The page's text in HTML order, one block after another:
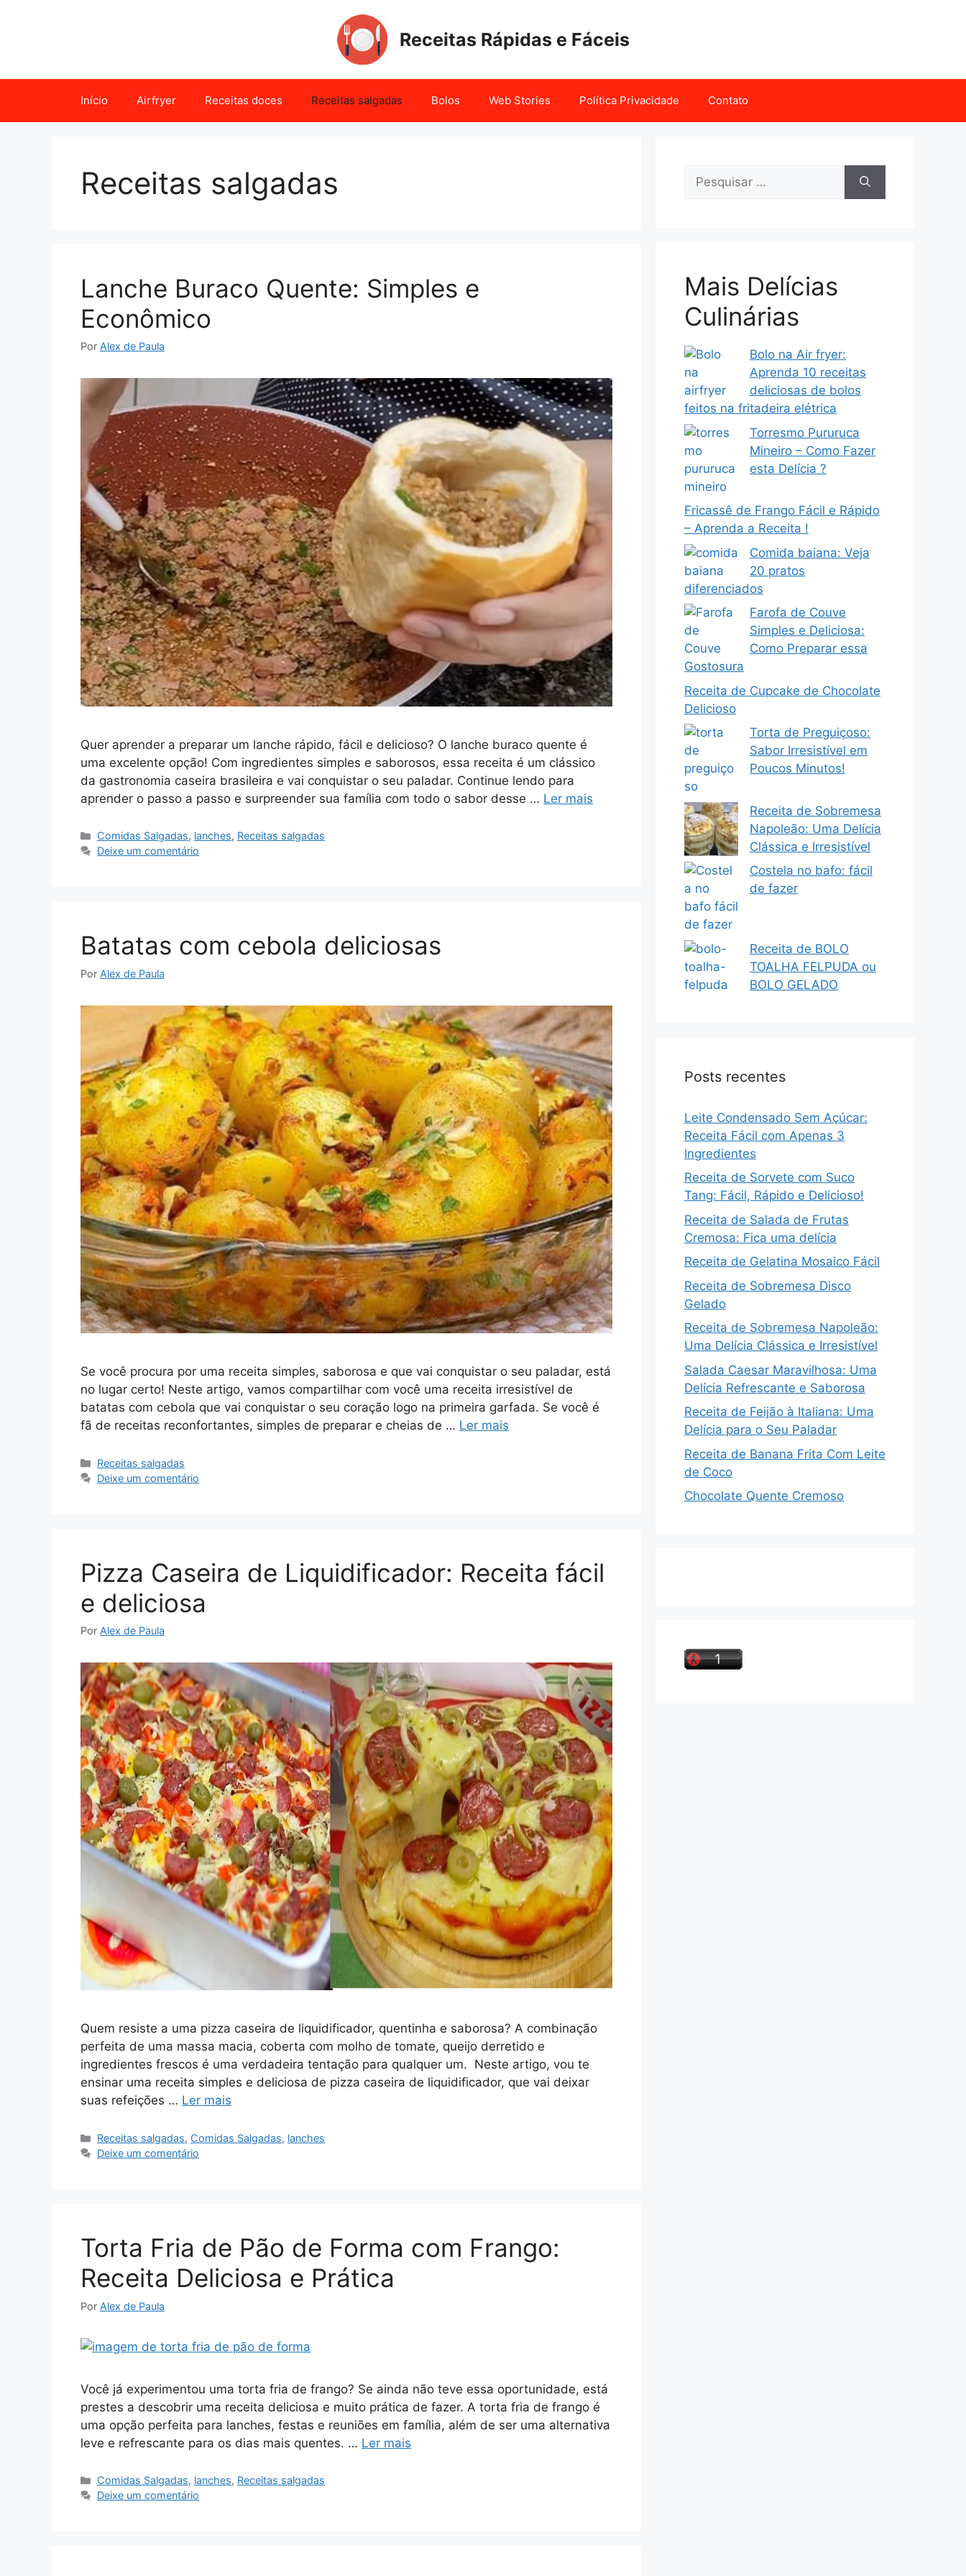
Receitas Rápidas e Fáceis
Início Airfryer Receitas doces Receitas salgadas Bolos Web Stories Política Privacidade Contato
Receitas salgadas
Lanche Buraco Quente: Simples e
Econômico
Por Alex de Paula
Quer aprender a preparar um lanche rápido, fácil e delicioso? O lanche buraco quente é
uma excelente opção! Com ingredientes simples e saborosos, essa receita é um clássico
da gastronomia caseira brasileira e vai conquistar o seu paladar. Continue lendo para
aprender o passo a passo e surpreender sua família com todo o sabor desse … Ler mais
Categorias
Comidas Salgadas, lanches, Receitas salgadas
Deixe um comentário
Batatas com cebola deliciosas
Por Alex de Paula
Se você procura por uma receita simples, saborosa e que vai conquistar o seu paladar, está
no lugar certo! Neste artigo, vamos compartilhar com você uma receita irresistível de
batatas com cebola que vai conquistar o seu coração logo na primeira garfada. Se você é
fã de receitas reconfortantes, simples de preparar e cheias de … Ler mais
Categorias
Receitas salgadas
Deixe um comentário
Pizza Caseira de Liquidificador: Receita fácil
e deliciosa
Por Alex de Paula
Quem resiste a uma pizza caseira de liquidificador, quentinha e saborosa? A combinação
perfeita de uma massa macia, coberta com molho de tomate, queijo derretido e
ingredientes frescos é uma verdadeira tentação para qualquer um. Neste artigo, vou te
ensinar uma receita simples e deliciosa de pizza caseira de liquidificador, que vai deixar
suas refeições … Ler mais
Categorias
Receitas salgadas, Comidas Salgadas, lanches
Deixe um comentário
Torta Fria de Pão de Forma com Frango:
Receita Deliciosa e Prática
Por Alex de Paula
Você já experimentou uma torta fria de frango? Se ainda não teve essa oportunidade, está
prestes a descobrir uma receita deliciosa e muito prática de fazer. A torta fria de frango é
uma opção perfeita para lanches, festas e reuniões em família, além de ser uma alternativa
leve e refrescante para os dias mais quentes. … Ler mais
Categorias
Comidas Salgadas, lanches, Receitas salgadas
Deixe um comentário
Pesquisar
Mais Delícias
Culinárias
Bolo na Air fryer:
Aprenda 10 receitas
deliciosas de bolos
feitos na fritadeira elétrica
Torresmo Pururuca
Mineiro – Como Fazer
esta Delícia ?
Fricassê de Frango Fácil e Rápido
– Aprenda a Receita !
Comida baiana: Veja
20 pratos
diferenciados
Farofa de Couve
Simples e Deliciosa:
Como Preparar essa
Gostosura
Receita de Cupcake de Chocolate
Delicioso
Torta de Preguiçoso:
Sabor Irresistível em
Poucos Minutos!
Receita de Sobremesa
Napoleão: Uma Delícia
Clássica e Irresistível
Costela no bafo: fácil
de fazer
Receita de BOLO
TOALHA FELPUDA ou
BOLO GELADO
Posts recentes
Leite Condensado Sem Açúcar:
Receita Fácil com Apenas 3
Ingredientes
Receita de Sorvete com Suco
Tang: Fácil, Rápido e Delicioso!
Receita de Salada de Frutas
Cremosa: Fica uma delícia
Receita de Gelatina Mosaico Fácil
Receita de Sobremesa Disco
Gelado
Receita de Sobremesa Napoleão:
Uma Delícia Clássica e Irresistível
Salada Caesar Maravilhosa: Uma
Delícia Refrescante e Saborosa
Receita de Feijão à Italiana: Uma
Delícia para o Seu Paladar
Receita de Banana Frita Com Leite
de Coco
Chocolate Quente Cremoso